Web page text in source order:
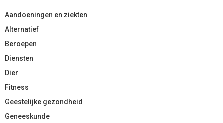
Aandoeningen en ziekten
Alternatief
Beroepen
Diensten
Dier
Fitness
Geestelijke gezondheid
Geneeskunde